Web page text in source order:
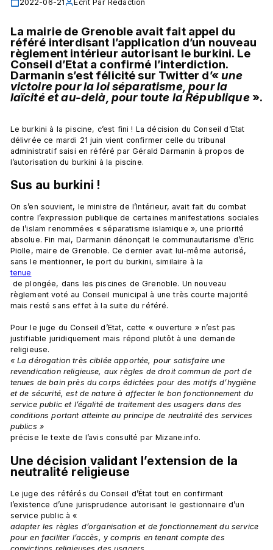
2022-06-21 Écrit Par Redaction
La mairie de Grenoble avait fait appel du
référé interdisant l’application d’un nouveau
règlement intérieur autorisant le burkini. Le
Conseil d’Etat a confirmé l’interdiction.
Darmanin s’est félicité sur Twitter d’« une
victoire pour la loi séparatisme, pour la
laïcité et au-delà, pour toute la République ».
Le burkini à la piscine, c’est fini ! La décision du Conseil d‘Etat
délivrée ce mardi 21 juin vient confirmer celle du tribunal
administratif saisi en référé par Gérald Darmanin à propos de
Sus au burkini !
On s’en souvient, le ministre de l’Intérieur, avait fait du combat
contre l’expression publique de certaines manifestations sociales
de l’islam renommées « séparatisme islamique », une priorité
absolue. Fin mai, Darmanin dénonçait le communautarisme d’Eric
Piolle, maire de Grenoble. Ce dernier avait lui-même autorisé,
sans le mentionner, le port du burkini, similaire à la
tenue
règlement voté au Conseil municipal à une très courte majorité
mais resté sans effet à la suite du référé.
Pour le juge du Conseil d’Etat, cette « ouverture » n’est pas
justifiable juridiquement mais répond plutôt à une demande
religieuse.
« La dérogation très ciblée apportée, pour satisfaire une
revendication religieuse, aux règles de droit commun de port de
tenues de bain près du corps édictées pour des motifs d’hygiène
et de sécurité, est de nature à affecter le bon fonctionnement du
service public et l’égalité de traitement des usagers dans des
conditions portant atteinte au principe de neutralité des services
publics »
Une décision validant l’extension de la
neutralité religieuse
Le juge des référés du Conseil d’État tout en confirmant
l’existence d’une jurisprudence autorisant le gestionnaire d’un
service public à «
adapter les règles d’organisation et de fonctionnement du service
pour en faciliter l’accès, y compris en tenant compte des